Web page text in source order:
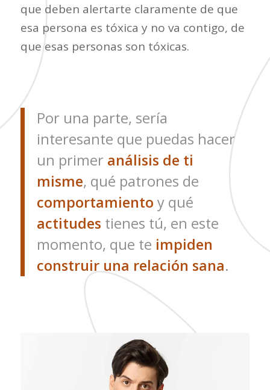
que deben alertarte claramente de que
esa persona es tóxica y no va contigo, de
que esas personas son tóxicas.
Por una parte, sería
interesante que puedas hacer
un primer análisis de ti
misme, qué patrones de
comportamiento y qué
actitudes tienes tú, en este
momento, que te impiden
construir una relación sana.